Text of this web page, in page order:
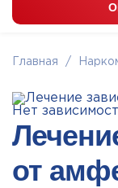
Главная /
от